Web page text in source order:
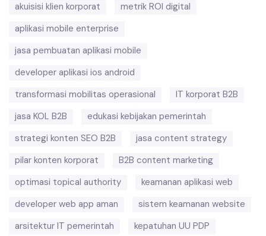
akuisisi klien korporat
metrik ROI digital
aplikasi mobile enterprise
jasa pembuatan aplikasi mobile
developer aplikasi ios android
transformasi mobilitas operasional
IT korporat B2B
jasa KOL B2B
edukasi kebijakan pemerintah
strategi konten SEO B2B
jasa content strategy
pilar konten korporat
B2B content marketing
optimasi topical authority
keamanan aplikasi web
developer web app aman
sistem keamanan website
arsitektur IT pemerintah
kepatuhan UU PDP